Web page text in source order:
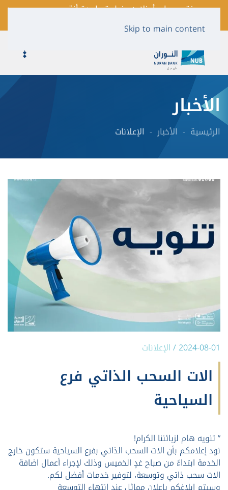
Skip to main content
فتح حساب أونلاين بخطوة واحدة أنقر
الأخبار
الرئيسية الأخبار الإعلانات
2024-08-01
/الإعلانات
الات السحب الذاتي فرع
السياحية
” تنويه هام لزبائننا الكرام!
نود إعلامكم بأن الات السحب الذاتي بفرع السياحية ستكون خارج
الخدمة ابتداءً من صباح غدٍ الخميس وذلك لإجراء أعمال اضافة
الات سحب ذاتي وتوسعة، لتوفير خدمات أفضل لكم.